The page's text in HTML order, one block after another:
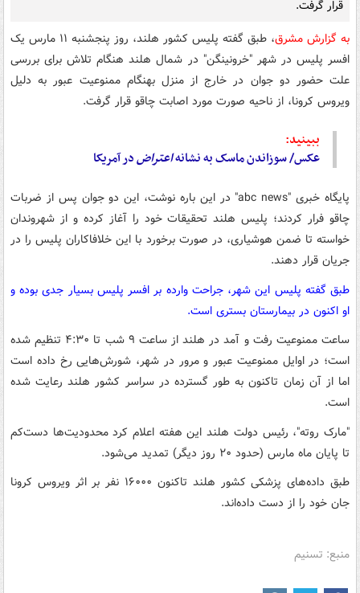
قرار گرفت.
به گزارش مشرق
، طبق گفته پلیس کشور هلند، روز پنجشنبه ۱۱ مارس یک
افسر پلیس در شهر "خرونینگن" در شمال هلند هنگام تلاش برای بررسی
علت حضور دو جوان در خارج از منزل بهنگام ممنوعیت عبور به دلیل
ویروس کرونا، از ناحیه صورت مورد اصابت چاقو قرار گرفت.
ببینید:
عکس/ سوزاندن ماسک‌ به نشانهاعتراضدر آمریکا
پایگاه خبری "abc news" در این باره نوشت، این دو جوان پس از ضربات
چاقو فرار کردند؛ پلیس هلند تحقیقات خود را آغاز کرده و از شهروندان
خواسته تا ضمن هوشیاری، در صورت برخورد با این خلافاکاران پلیس را در
جریان قرار دهند.
طبق گفته پلیس این شهر، جراحت وارده بر افسر پلیس بسیار جدی بوده و
او اکنون در بیمارستان بستری است.
ساعت ممنوعیت رفت و آمد در هلند از ساعت ۹ شب تا ۴:۳۰ تنظیم شده
است؛ در اوایل ممنوعیت عبور و مرور در شهر، شورش‌هایی رخ داده است
اما از آن زمان تاکنون به طور گسترده در سراسر کشور هلند رعایت شده
است.
"مارک روته"، رئیس دولت هلند این هفته اعلام کرد محدودیت‌ها دست‌کم
تا پایان ماه مارس (حدود ۲۰ روز دیگر) تمدید می‌شود.
طبق داده‌های پزشکی کشور هلند تاکنون ۱۶۰۰۰ نفر بر اثر ویروس کرونا
جان خود را از دست داده‌اند.
منبع: تسنیم